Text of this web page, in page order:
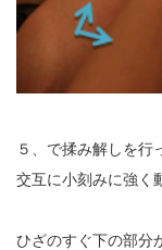
５、で揉み解しを行
交互に小刻みに強く
ひざのすぐ下の部分